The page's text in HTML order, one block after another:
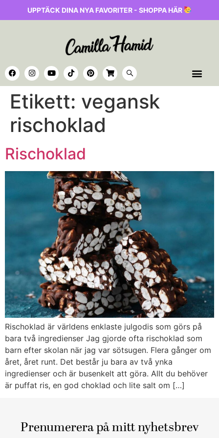
UPPTÄCK DINA NYA FAVORITER - SHOPPA HÄR
Etikett: vegansk
rischoklad
Rischoklad
Rischoklad är världens enklaste julgodis som görs på
bara två ingredienser Jag gjorde ofta rischoklad som
barn efter skolan när jag var sötsugen. Flera gånger om
året, året runt. Det består ju bara av två ynka
ingredienser och är busenkelt att göra. Allt du behöver
är puffat ris, en god choklad och lite salt om […]
Prenumerera på mitt nyhetsbrev